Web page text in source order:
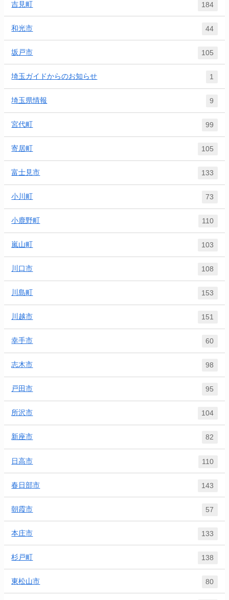
吉見町 184
和光市 44
坂戸市 105
埼玉ガイドからのお知らせ 1
埼玉県情報 9
宮代町 99
寄居町 105
富士見市 133
小川町 73
小鹿野町 110
嵐山町 103
川口市 108
川島町 153
川越市 151
幸手市 60
志木市 98
戸田市 95
所沢市 104
新座市 82
日高市 110
春日部市 143
朝霞市 57
本庄市 133
杉戸町 138
東松山市 80